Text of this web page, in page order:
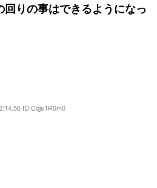
りの事はできるようになっ
ID:Cqjs1R0m0